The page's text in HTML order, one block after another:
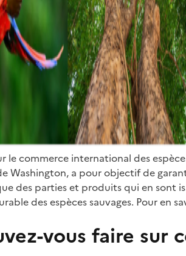
le commerce international des
Washington, a pour objectif de
des parties et produits qui en sont
des espèces sauvages. Pour en
vous faire sur